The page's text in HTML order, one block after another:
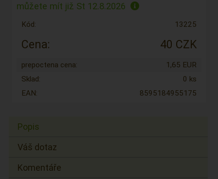
můžete mít již St 12.8.2026
Kód: 13225
Cena: 40 CZK
prepoctena cena:
1,65 EUR
Sklad:
0 ks
EAN:
8595184955175
Popis
Váš dotaz
Komentáře